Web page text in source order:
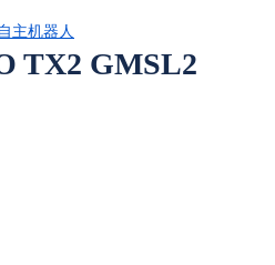
主机器人
TX2 GMSL2